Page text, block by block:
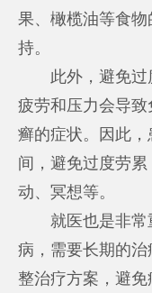
果、橄榄油等食
持。
此外，避免过度
疲劳和压力会导
癣的症状。因此
间，避免过度劳
动、冥想等。
就医也是非常
病，需要长期的
整治疗方案，避